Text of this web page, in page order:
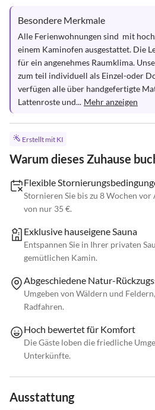
Besondere Merkmale
Alle Ferienwohnungen sind  mit
einem Kaminofen ausgestattet. Die
für ein angenehmes Raumklima.
zum teil individuell als Einzel-oder
verfügen alle über handgefertigte
Lattenroste und... Mehr anzeigen
Erstellt mit KI
Warum dieses Zuhause
Flexible
Stornieren Sie bis zu 8 Wochen
von nur 35 €.
Exklusive hauseigene Sauna
Entspannen Sie in Ihrer privaten
gemütlichen Kamin.
Abgeschiedene Natur-
Umgeben von Wäldern und
Radfahren.
Hoch bewertet für Komfort
Die Gäste loben die friedliche
Unterkünfte.
Ausstattung